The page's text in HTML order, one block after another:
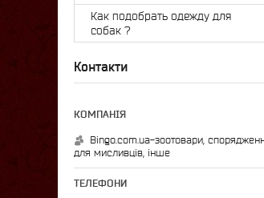
Как подобрать одежду для
собак ?
Контакти
Bingo.com.ua-зоотовари,
для мисливців, інше